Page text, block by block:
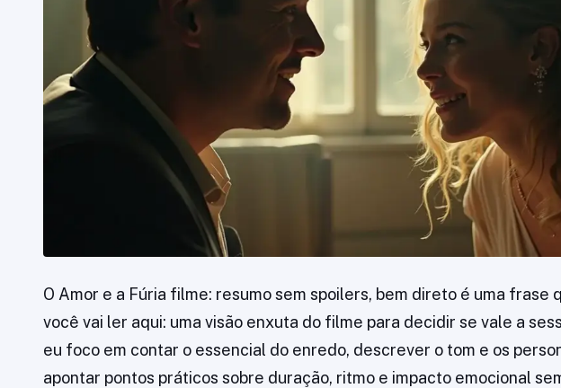
O Amor e a Fúria filme: resumo sem spoilers, bem direto é uma frase
você vai ler aqui: uma visão enxuta do filme para decidir se vale a
eu foco em contar o essencial do enredo, descrever o tom e os
apontar pontos práticos sobre duração, ritmo e impacto emocional